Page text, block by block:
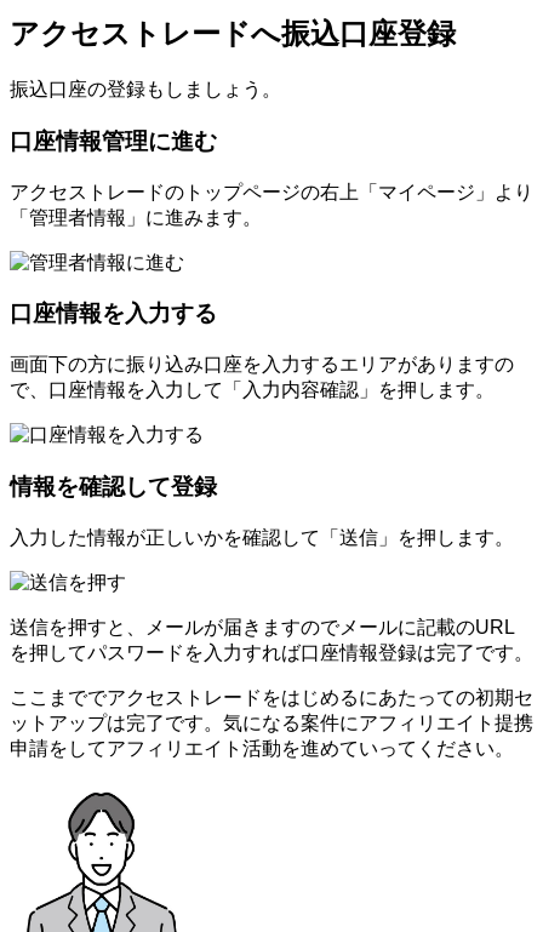
アクセストレードへ振込口座登録
振込口座の登録もしましょう。
口座情報管理に進む
アクセストレードのトップページの右上「マイページ」より
「管理者情報」に進みます。
口座情報を入力する
画面下の方に振り込み口座を入力するエリアがありますの
で、口座情報を入力して「入力内容確認」を押します。
情報を確認して登録
入力した情報が正しいかを確認して「送信」を押します。
送信を押すと、メールが届きますのでメールに記載のURL
を押してパスワードを入力すれば口座情報登録は完了です。
ここまででアクセストレードをはじめるにあたっての初期セ
ットアップは完了です。気になる案件にアフィリエイト提携
申請をしてアフィリエイト活動を進めていってください。